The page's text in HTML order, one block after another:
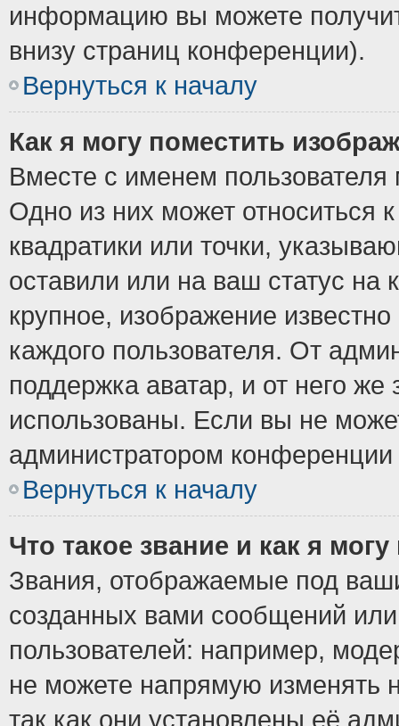
информацию вы можете
внизу страниц конференции).
Вернуться к началу
Как я могу поместить
Вместе с именем пользователя
Одно из них может относиться
квадратики или точки,
оставили или на ваш статус
крупное, изображение
каждого пользователя. От
поддержка аватар, и от него же
использованы. Если вы не
администратором
Вернуться к началу
Что такое звание и как я
Звания, отображаемые под
созданных вами сообщений
пользователей: например,
не можете напрямую изменять
так как они установлены её